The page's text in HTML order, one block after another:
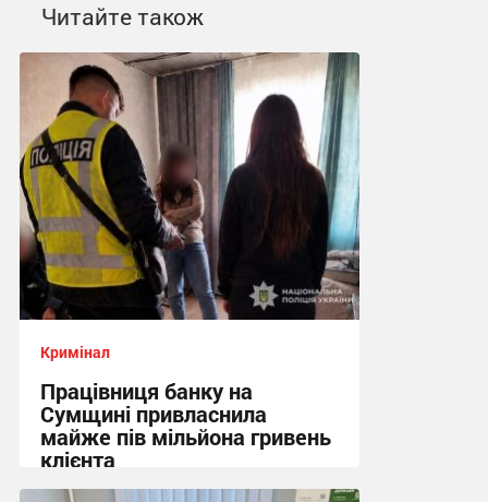
Читайте також
Кримінал
Працівниця банку на
Сумщині привласнила
майже пів мільйона гривень
клієнта